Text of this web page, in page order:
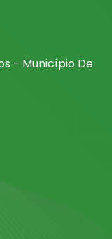
- Município De